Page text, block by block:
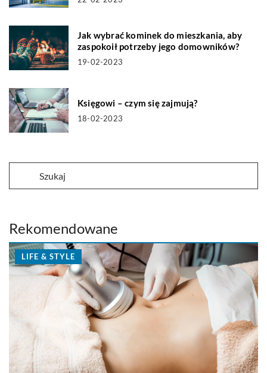
Jak wybrać kominek do mieszkania, aby
zaspokoił potrzeby jego domowników?
19-02-2023
Księgowi – czym się zajmują?
18-02-2023
Rekomendowane
LIFE & STYLE